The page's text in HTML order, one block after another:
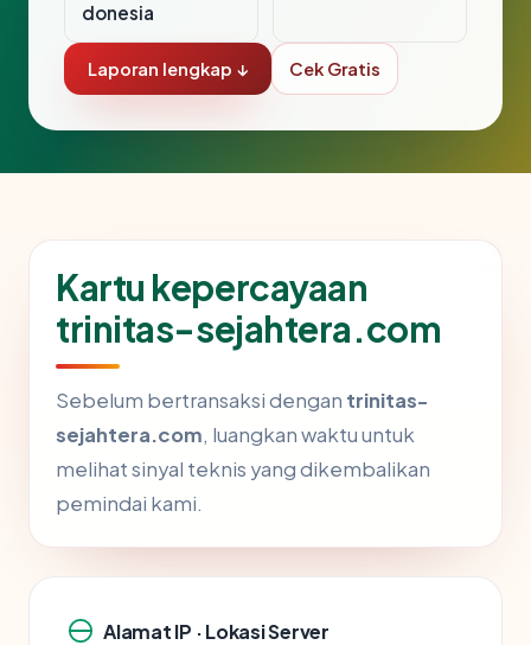
donesia
Laporan lengkap ↓ Cek Gratis
Kartu kepercayaan
trinitas-sejahtera.com
Sebelum bertransaksi dengan trinitas-
sejahtera.com, luangkan waktu untuk
melihat sinyal teknis yang dikembalikan
pemindai kami.
Alamat IP · Lokasi Server